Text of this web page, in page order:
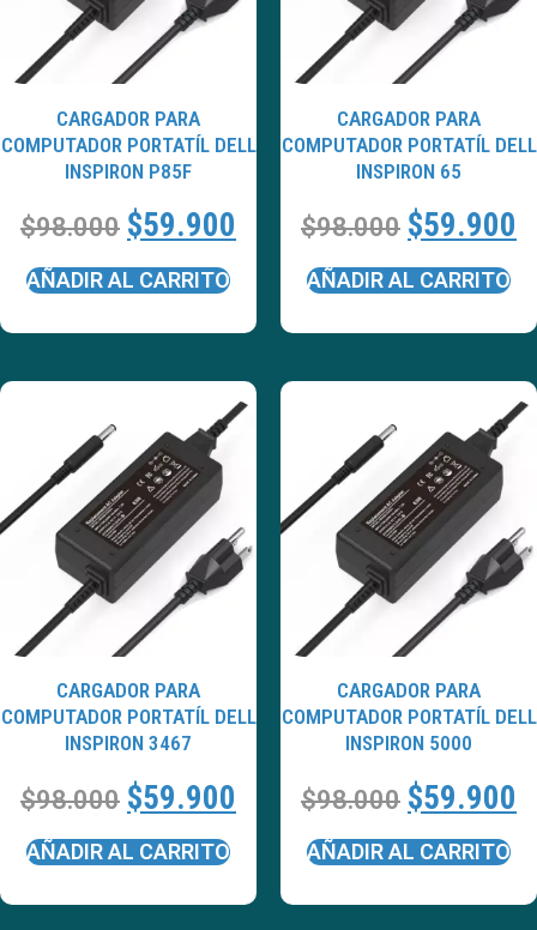
CARGADOR PARA
COMPUTADOR PORTATÍL DELL
INSPIRON P85F
$98.000 $59.900
AÑADIR AL CARRITO
CARGADOR PARA
COMPUTADOR PORTATÍL DELL
INSPIRON 65
$98.000 $59.900
AÑADIR AL CARRITO
CARGADOR PARA
COMPUTADOR PORTATÍL DELL
INSPIRON 3467
$98.000 $59.900
AÑADIR AL CARRITO
CARGADOR PARA
COMPUTADOR PORTATÍL DELL
INSPIRON 5000
$98.000 $59.900
AÑADIR AL CARRITO